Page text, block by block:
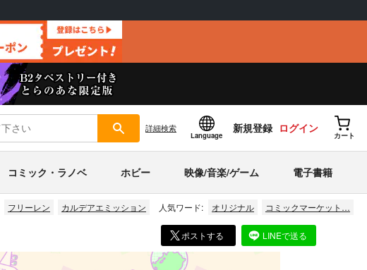
詳細検索
Language
新規登録 ログイン
カート
コミック・ラノベ ホビー 映像/音楽/ゲーム 電子書籍
フリーレン カルデアエミッション 人気ワード: オリジナル コミックマーケット…
ポストする LINEで送る